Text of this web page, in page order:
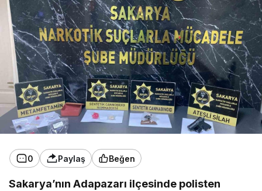
0 Paylaş Beğen
Sakarya’nın Adapazarı ilçesinde polisten